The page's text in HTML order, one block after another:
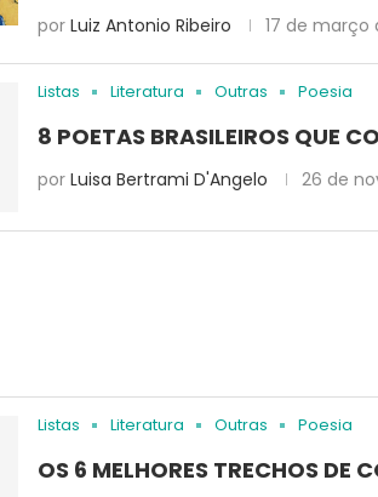
por Luiz Antonio Ribeiro 17 de março
Listas Literatura Outras Poesia
8 POETAS BRASILEIROS QUE
por Luisa Bertrami D'Angelo 26 de
Listas Literatura Outras Poesia
OS 6 MELHORES TRECHOS DE